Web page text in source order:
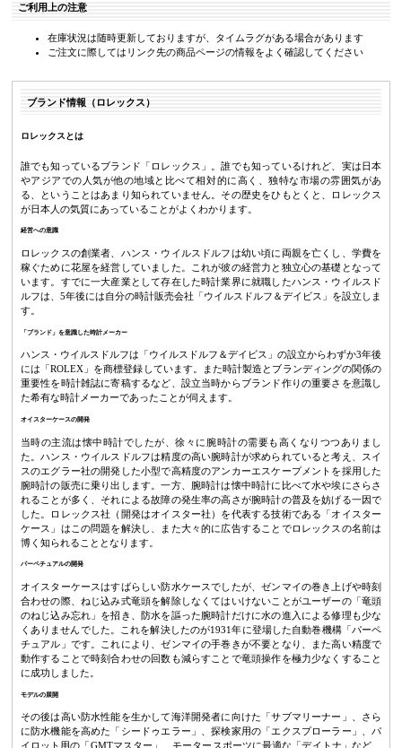
ご利用上の注意
在庫状況は随時更新しておりますが、タイムラグがある場合があります
ご注文に際してはリンク先の商品ページの情報をよく確認してください
ブランド情報（ロレックス）
ロレックスとは
誰でも知っているブランド「ロレックス」。誰でも知っているけれど、実は日本
やアジアでの人気が他の地域と比べて相対的に高く、独特な市場の雰囲気があ
る、ということはあまり知られていません。その歴史をひもとくと、ロレックス
が日本人の気質にあっていることがよくわかります。
経営への意識
ロレックスの創業者、ハンス・ウイルスドルフは幼い頃に両親を亡くし、学費を
稼ぐために花屋を経営していました。これが彼の経営力と独立心の基礎となって
います。すでに一大産業として存在した時計業界に就職したハンス・ウイルスド
ルフは、5年後には自分の時計販売会社「ウイルスドルフ＆デイビス」を設立しま
す。
「ブランド」を意識した時計メーカー
ハンス・ウイルスドルフは「ウイルスドルフ＆デイビス」の設立からわずか3年後
には「ROLEX」を商標登録しています。また時計製造とブランディングの関係の
重要性を時計雑誌に寄稿するなど、設立当時からブランド作りの重要さを意識し
た希有な時計メーカーであったことが伺えます。
オイスターケースの開発
当時の主流は懐中時計でしたが、徐々に腕時計の需要も高くなりつつありまし
た。ハンス・ウイルスドルフは精度の高い腕時計が求められていると考え、スイ
スのエグラー社の開発した小型で高精度のアンカーエスケープメントを採用した
腕時計の販売に乗り出します。一方、腕時計は懐中時計に比べて水や埃にさらさ
れることが多く、それによる故障の発生率の高さが腕時計の普及を妨げる一因で
した。ロレックス社（開発はオイスター社）を代表する技術である「オイスター
ケース」はこの問題を解決し、また大々的に広告することでロレックスの名前は
博く知られることとなります。
パーペチュアルの開発
オイスターケースはすばらしい防水ケースでしたが、ゼンマイの巻き上げや時刻
合わせの際、ねじ込み式竜頭を解除しなくてはいけないことがユーザーの「竜頭
のねじ込み忘れ」を招き、防水を謳った腕時計だけに水の進入による修理も少な
くありませんでした。これを解決したのが1931年に登場した自動巻機構「パーペ
チュアル」です。これにより、ゼンマイの手巻きが不要となり、また高い精度で
動作することで時刻合わせの回数も減らすことで竜頭操作を極力少なくすること
に成功しました。
モデルの展開
その後は高い防水性能を生かして海洋開発者に向けた「サブマリーナー」、さら
に防水機能を高めた「シードゥエラー」、探検家用の「エクスプローラー」、パ
イロット用の「GMTマスター」、モータースポーツに最適な「デイトナ」など、